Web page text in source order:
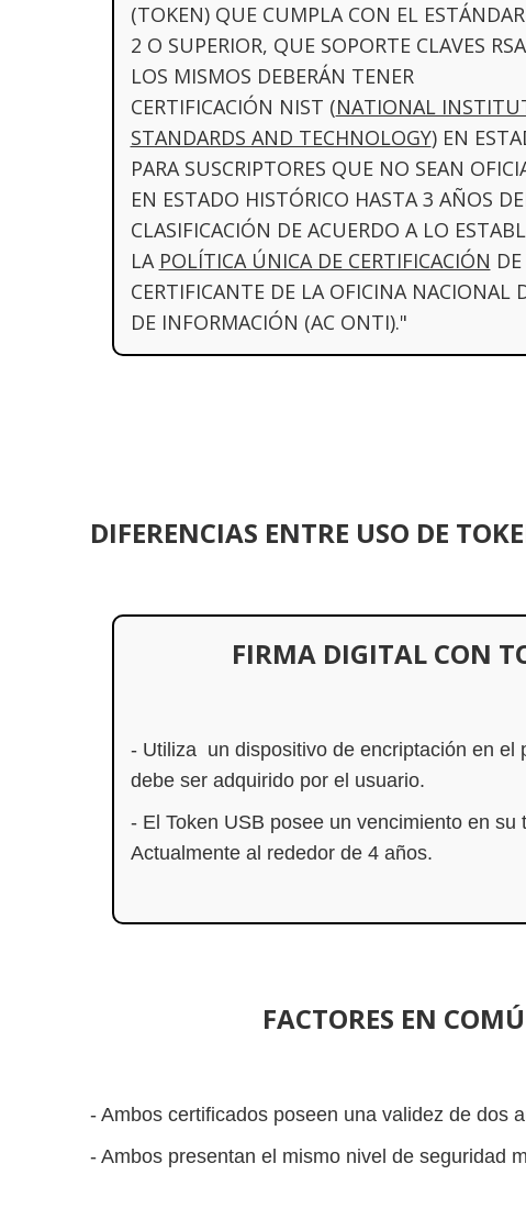
(TOKEN) QUE CUMPLA CON EL
2 O SUPERIOR, QUE SOPORTE CLAVES
LOS MISMOS DEBERÁN TENER
CERTIFICACIÓN NIST (NATIONAL
STANDARDS AND TECHNOLOGY)EN
PARA SUSCRIPTORES QUE NO SEAN
EN ESTADO HISTÓRICO HASTA 3 AÑOS
CLASIFICACIÓN DE ACUERDO A LO
LA POLÍTICA ÚNICA DE CERTIFICACIÓN
CERTIFICANTE DE LA OFICINA NACIONAL
DE INFORMACIÓN (AC ONTI)."
DIFERENCIAS ENTRE USO DE
FIRMA DIGITAL CON
- Utiliza un dispositivo de encriptación en el
debe ser adquirido por el usuario.
- El Token USB posee un vencimiento en su
Actualmente al rededor de 4 años.
FACTORES EN
- Ambos certificados poseen una validez de dos
- Ambos presentan el mismo nivel de seguridad